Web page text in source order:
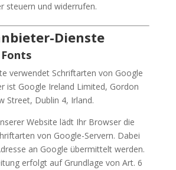
steuern und widerrufen.
Dienste
verwendet Schriftarten von Google
ist Google Ireland Limited, Gordon
Street, Dublin 4, Irland.
Website lädt Ihr Browser die
von Google-Servern. Dabei
an Google übermittelt werden.
erfolgt auf Grundlage von Art. 6